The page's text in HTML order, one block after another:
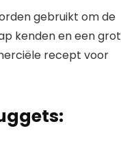
gebruikt om de
kenden en een
recept voor